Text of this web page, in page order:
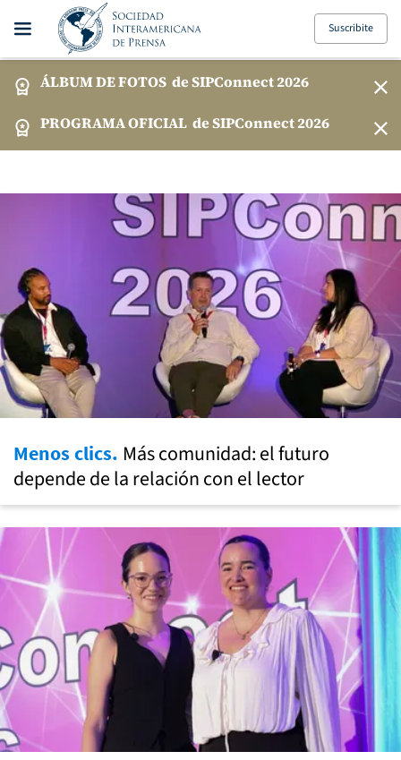
Suscribite
ÁLBUM DE FOTOS de SIPConnect 2026
PROGRAMA OFICIAL de SIPConnect 2026
Menos clics. Más comunidad: el futuro
depende de la relación con el lector